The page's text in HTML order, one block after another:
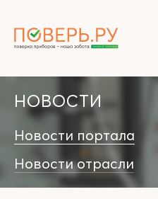
НОВОСТИ
Новости портала
Новости отрасли